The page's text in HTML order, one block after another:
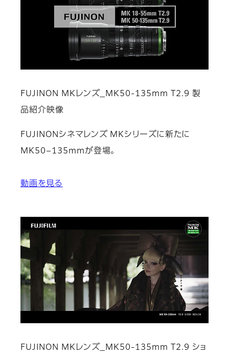
FUJINON MKレンズ_MK50-135mm T2.9 製
品紹介映像
FUJINONシネマレンズ MKシリーズに新たに
MK50−135mmが登場。
動画を見る
FUJINON MKレンズ_MK50-135mm T2.9 ショ